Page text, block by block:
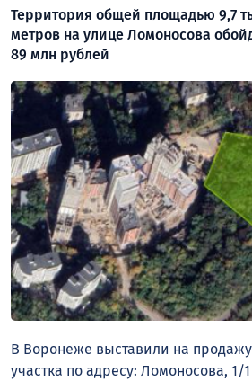
Территория общей площадью 9,7
метров на улице Ломоносова
89 млн рублей
В Воронеже выставили на
участка по адресу: Ломоносова, 1/